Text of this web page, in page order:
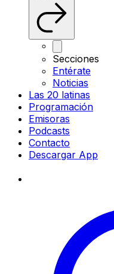
Secciones
Entérate
Noticias
Las 20 latinas
Programación
Emisoras
Podcasts
Contacto
Descargar App